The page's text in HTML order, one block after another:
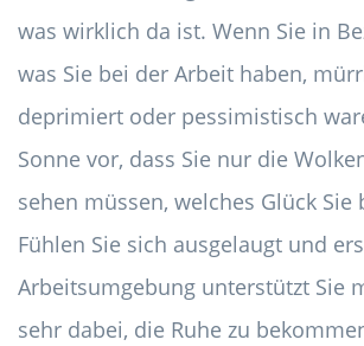
was wirklich da ist. Wenn Sie in
was Sie bei der Arbeit haben,
deprimiert oder pessimistisch
Sonne vor, dass Sie nur die
sehen müssen, welches Glück Sie
Fühlen Sie sich ausgelaugt und
Arbeitsumgebung unterstützt Sie
sehr dabei, die Ruhe zu